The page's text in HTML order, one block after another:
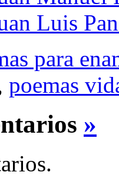
Luis
para
poemas
»